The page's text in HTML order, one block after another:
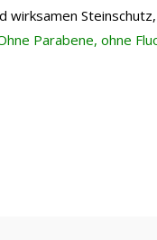
wirksamen
Parabene, ohne